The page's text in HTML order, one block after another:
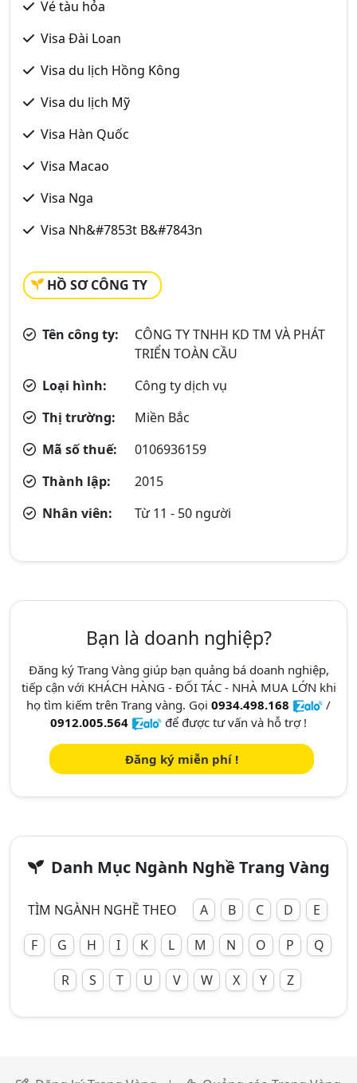
Vé tàu hỏa
Visa Đài Loan
Visa du lịch Hồng Kông
Visa du lịch Mỹ
Visa Hàn Quốc
Visa Macao
Visa Nga
Visa Nh&#7853t B&#7843n
HỒ SƠ CÔNG TY
Tên công ty:
CÔNG TY TNHH KD TM VÀ PHÁT
TRIỂN TOÀN CẦU
Loại hình:
Công ty dịch vụ
Thị trường:
Miền Bắc
Mã số thuế:
0106936159
Thành lập:
2015
Nhân viên:
Từ 11 - 50 người
Bạn là doanh nghiệp?
Đăng ký Trang Vàng giúp bạn quảng bá doanh nghiệp,
tiếp cận với KHÁCH HÀNG - ĐỐI TÁC - NHÀ MUA LỚN khi
họ tìm kiếm trên Trang vàng. Gọi 0934.498.168
/
0912.005.564
để được tư vấn và hỗ trợ !
Đăng ký miễn phí !
Danh Mục Ngành Nghề Trang Vàng
TÌM NGÀNH NGHỀ THEO A B C D
E
F
G H I K L M N O P
Q
R
S T U V W X Y Z